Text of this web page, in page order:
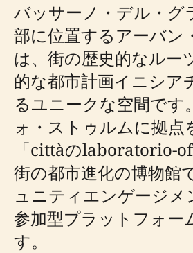
バッサーノ・デル・グ
部に位置するアーバン
は、街の歴史的なルー
的な都市計画イニシア
るユニークな空間です
ォ・ストゥルムに拠点
「cittàのlaboratorio-
街の都市進化の博物館
ュニティエンゲージメ
参加型プラットフォー
す。